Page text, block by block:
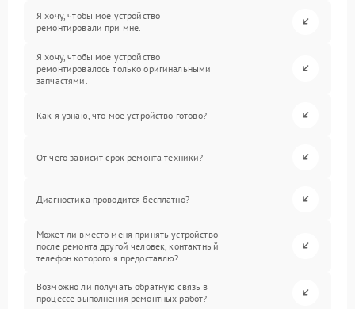
Я хочу, чтобы мое устройство
ремонтировали при мне.
Я хочу, чтобы мое устройство
ремонтировалось только оригинальными
запчастями.
Как я узнаю, что мое устройство готово?
От чего зависит срок ремонта техники?
Диагностика проводится бесплатно?
Может ли вместо меня принять устройство
после ремонта другой человек, контактный
телефон которого я предоставлю?
Возможно ли получать обратную связь в
процессе выполнения ремонтных работ?